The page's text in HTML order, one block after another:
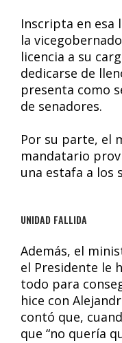
Inscripta en esa
la
licencia a su
dedicarse de
presenta como
de senadores.
Por su parte, el
mandatario
una estafa a los
UNIDAD FALLIDA
Además, el
el Presidente le
todo para
hice con
contó que,
que “no quería